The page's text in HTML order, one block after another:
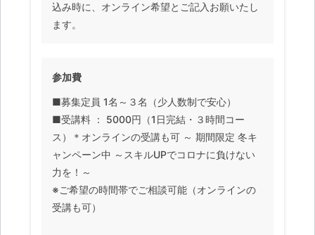
込み時に、オンライン希望とご記入お願いたし
ます。
参加費
■募集定員 1名～３名（少人数制で安心）
■受講料 ： 5000円（1日完結・３時間コー
ス）＊オンラインの受講も可 ～ 期間限定 冬キ
ャンペーン中 ～スキルUPでコロナに負けない
力を！～
※ご希望の時間帯でご相談可能（オンラインの
受講も可）